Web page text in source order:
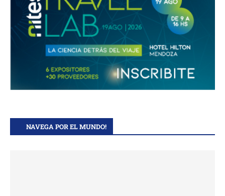
NAVEGA POR EL MUNDO!